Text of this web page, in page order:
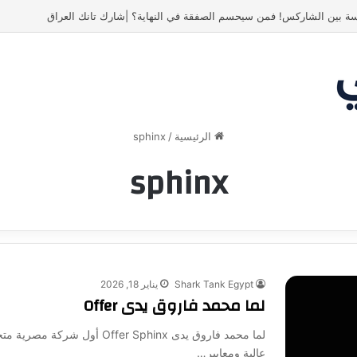
بين الشاركس! فمن سيحسم الصفقة في النهاية؟ |شارك تانك العراق
الرئيسية /
sphinx
sphinx
Shark Tank Egypt يناير 18, 2026
لما محمد فاروق يدى Offer
عالية ومعايير…